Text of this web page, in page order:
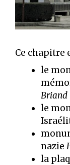
Ce chapitre
le
Briand
le
nazie
la